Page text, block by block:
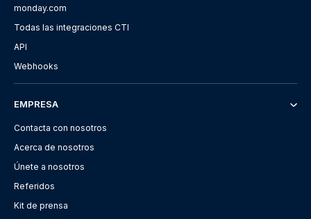
monday.com
Todas las integraciones CTI
API
Webhooks
EMPRESA
Contacta con nosotros
Acerca de nosotros
Únete a nosotros
Referidos
Kit de prensa